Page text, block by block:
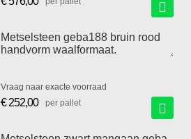
Metselsteen geba188 bruin rood
handvorm waalformaat.
Vraag naar exacte voorraad
€ 252,00 per pallet